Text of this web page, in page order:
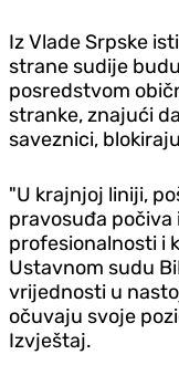
Iz Vlade Srpske
strane sudije
posredstvom
stranke, znajući
saveznici,
"U krajnjoj liniji,
pravosuđa
profesionalnosti i
Ustavnom sudu
vrijednosti u
očuvaju svoje
Izvještaj.